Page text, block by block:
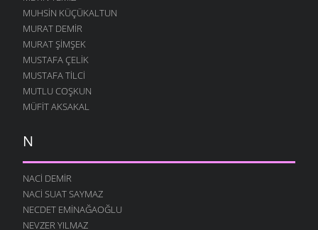
MUHSIN KÜÇÜKALTUN
MURAT DEMIR
MURAT ŞIMŞEK
MUSTAFA ÇELIK
MUSTAFA TILCI
MUTLU COŞKUN
MÜFIT AKSAKAL
N
NACI DEMIR
NACI SUAT SAYMAZ
NECDET EMINAĞAOĞLU
NEVZER YILMAZ